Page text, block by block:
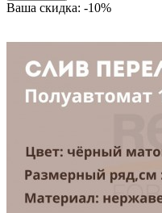
Ваша скидка: -10%